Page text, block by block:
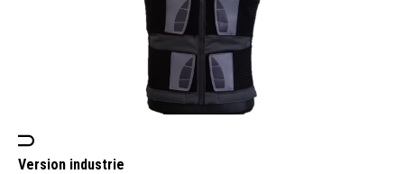
Version industrie